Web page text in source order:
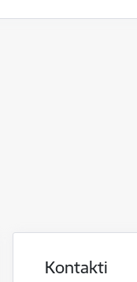
Kontakti